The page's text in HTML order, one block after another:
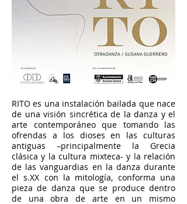
RITO es una instalación bailada que nace
de una visión sincrética de la danza y el
arte contemporáneo que tomando las
ofrendas a los dioses en las culturas
antiguas –principalmente la Grecia
clásica y la cultura mixteca- y la relación
de las vanguardias en la danza durante
el s.XX con la mitología, conforma una
pieza de danza que se produce dentro
de una obra de arte en un mismo